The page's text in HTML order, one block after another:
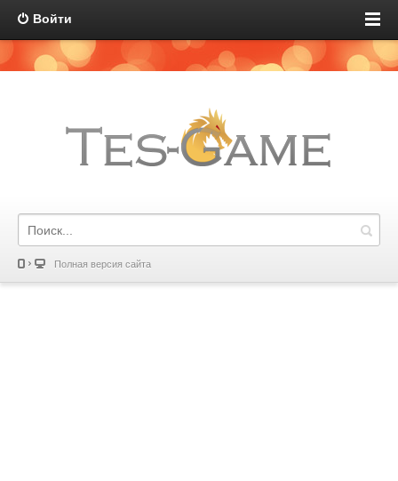
Войти
Полная версия сайта